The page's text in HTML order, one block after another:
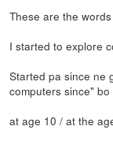
These are the
I started to explore
Started pa since ne
computers since"
at age 10 / at the